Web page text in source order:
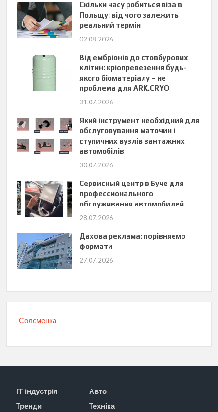
Скільки часу робиться віза в
Польщу: від чого залежить
реальний термін
02.08.2026
Від ембріонів до стовбурових
клітин: кріопревезення будь-
якого біоматеріалу – не
проблема для ARK.CRYO
31.07.2026
Який інструмент необхідний для
обслуговування маточин і
ступичних вузлів вантажних
автомобілів
30.07.2026
Сервисный центр в Буче для
профессионального
обслуживания автомобилей
28.07.2026
Дахова реклама: порівняємо
формати
27.07.2026
Соломенка
IT індустрія
Авто
Тренди
Техніка